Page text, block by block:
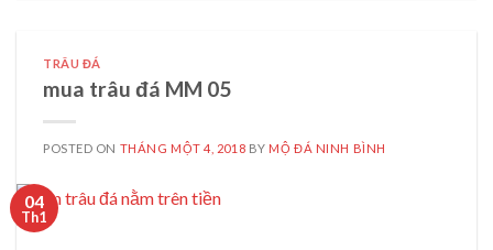
TRÂU ĐÁ
mua trâu đá MM 05
POSTED ON THÁNG MỘT 4, 2018 BY MỘ ĐÁ NINH BÌNH
04
Th1